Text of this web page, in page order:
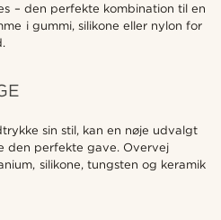
– den perfekte kombination til en
i gummi, silikone eller nylon for
sin stil, kan en nøje udvalgt
den perfekte gave. Overvej
silikone, tungsten og keramik